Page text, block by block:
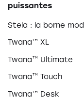
puissantes
Stela : la borne
Twana™ XL
Twana™ Ultimate
Twana™ Touch
Twana™ Desk